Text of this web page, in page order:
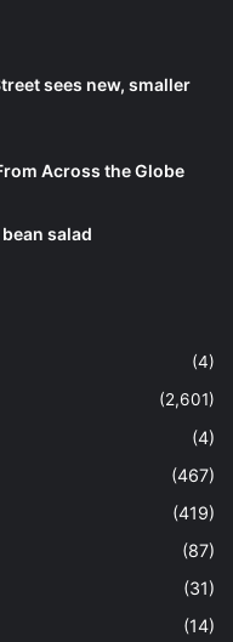
sees new, smaller
Across the Globe
salad
(4)
(2,601)
(4)
(467)
(419)
(87)
(31)
(14)